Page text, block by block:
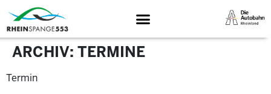
ARCHIV: TERMINE
Termin